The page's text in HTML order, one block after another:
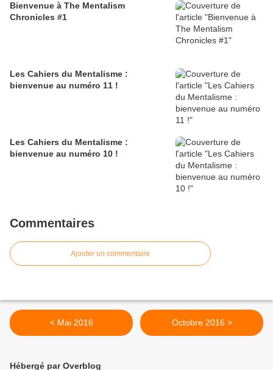
Bienvenue à The Mentalism
Chronicles #1
Les Cahiers du Mentalisme :
bienvenue au numéro 11 !
Les Cahiers du Mentalisme :
bienvenue au numéro 10 !
Commentaires
Ajouter un commentaire
< Mai 2016 Octobre 2016 >
Hébergé par Overblog